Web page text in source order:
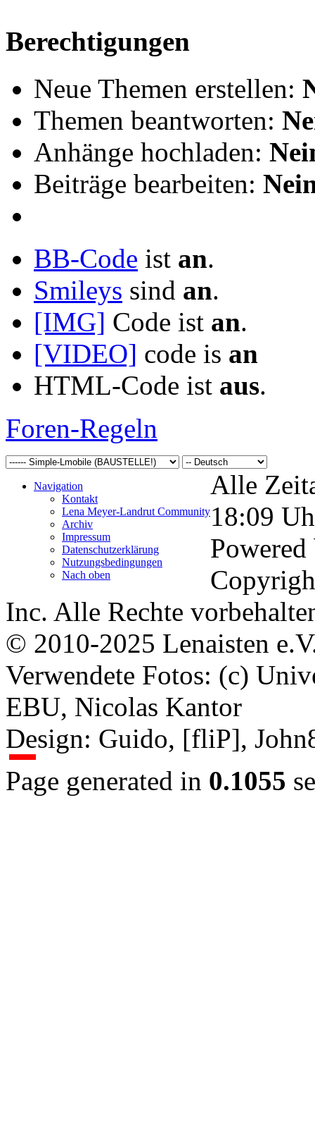
Berechtigungen
Neue Themen erstellen:
Themen beantworten:
Anhänge hochladen:
Beiträge bearbeiten:
BB-Code ist an.
Smileys sind an.
[IMG] Code ist an.
[VIDEO] code is an
HTML-Code ist aus.
Foren-Regeln
Navigation
Kontakt
Lena Meyer-Landrut Community
Archiv
Impressum
Datenschutzerklärung
Nutzungsbedingungen
Nach oben
Alle
18:09
Inc. Alle Rechte
© 2010-2025 Lenaisten
Verwendete Fotos: (c)
EBU, Nicolas Kantor
Design: Guido, [fliP],
Page generated in 0.1055